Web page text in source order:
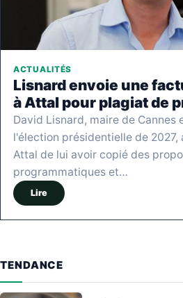
ACTUALITÉS
Lisnard envoie une
à Attal pour plagiat de
David Lisnard, maire de Cannes
l'élection présidentielle de 2027,
Attal de lui avoir copié des
programmatiques et…
Lire
TENDANCE